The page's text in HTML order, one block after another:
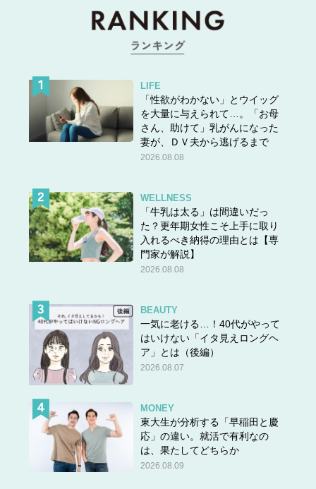
LIFE
「性欲がわかない」とウイッグ
を大量に与えられて…。「お母
さん、助けて」乳がんになった
妻が、ＤＶ夫から逃げるまで
2026.08.08
WELLNESS
「牛乳は太る」は間違いだっ
た？更年期女性こそ上手に取り
入れるべき納得の理由とは【専
門家が解説】
2026.08.08
BEAUTY
一気に老ける…！40代がやって
はいけない「イタ見えロングヘ
ア」とは（後編）
2026.08.07
MONEY
東大生が分析する「早稲田と慶
応」の違い。就活で有利なの
は、果たしてどちらか
2026.08.09